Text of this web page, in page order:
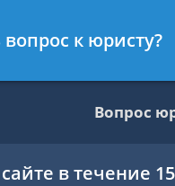
праву
Вопрос
в течение
вопрос к юристу?